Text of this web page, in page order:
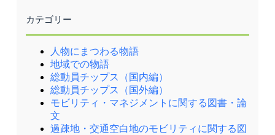
カテゴリー
人物にまつわる物語
地域での物語
総動員チップス（国内編）
総動員チップス（国外編）
モビリティ・マネジメントに関する図書・論
文
過疎地・交通空白地のモビリティに関する図